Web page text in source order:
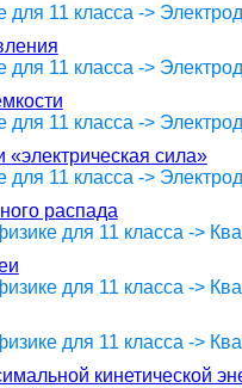
для 11 класса ->
для 11 класса ->
для 11 класса ->
сила»
для 11 класса ->
распада
для 11 класса ->
для 11 класса ->
для 11 класса ->
кинетической